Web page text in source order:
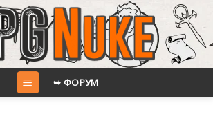
➥ ФОРУМ